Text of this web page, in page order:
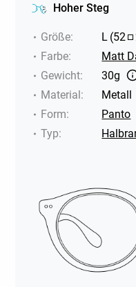
Hoher Steg
Größe: L (52
Farbe:
Matt
Gewicht:
30g
Material:
Metall
Form:
Panto
Typ: